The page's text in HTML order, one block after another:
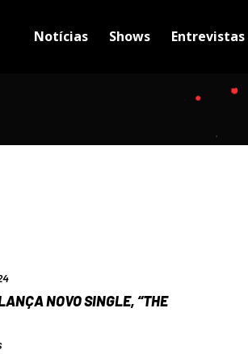
Notícias Shows Entrevistas
NOVO SINGLE, “THE